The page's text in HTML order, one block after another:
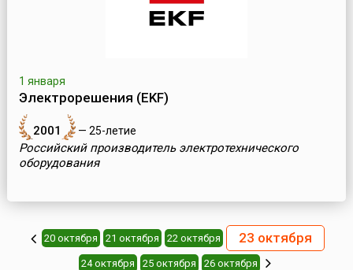
1 января
Электрорешения (EKF)
2001 — 25-летие
Российский производитель электротехнического
оборудования
20 октября 21 октября 22 октября 23 октября
24 октября 25 октября 26 октября